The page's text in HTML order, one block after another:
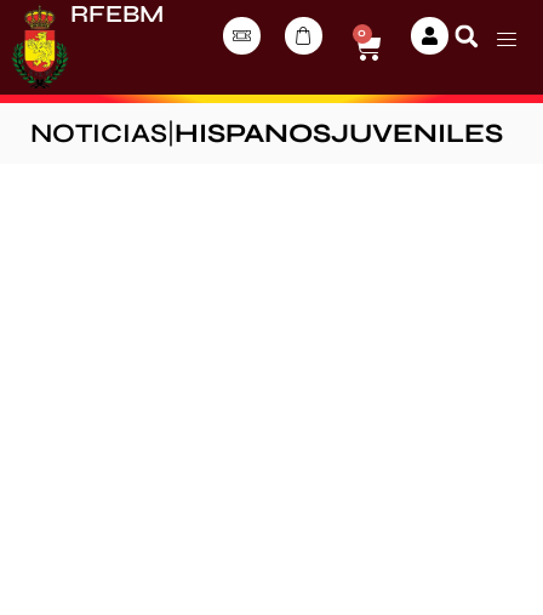
RFEBM
0
NOTICIAS HISPANOSJUVENILES